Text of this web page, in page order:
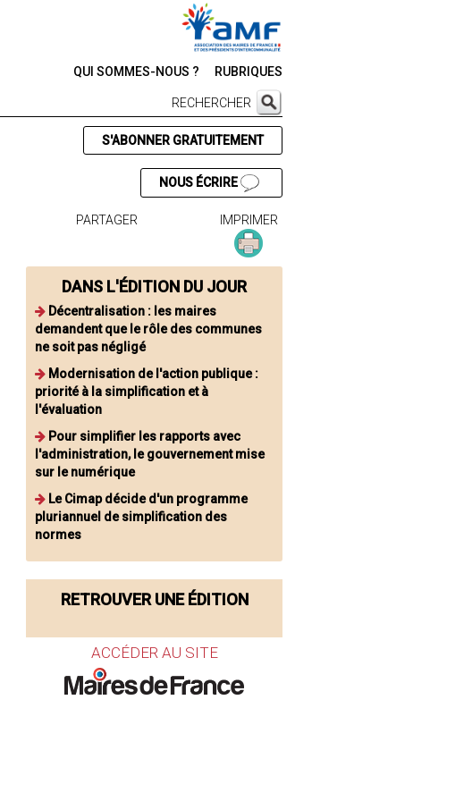
QUI SOMMES-NOUS ? RUBRIQUES
RECHERCHER
S'ABONNER GRATUITEMENT
NOUS ÉCRIRE
PARTAGER IMPRIMER
DANS L'ÉDITION DU JOUR
Décentralisation : les maires
demandent que le rôle des communes
ne soit pas négligé
Modernisation de l'action publique :
priorité à la simplification et à
l'évaluation
Pour simplifier les rapports avec
l'administration, le gouvernement mise
sur le numérique
Le Cimap décide d'un programme
pluriannuel de simplification des
normes
RETROUVER UNE ÉDITION
ACCÉDER AU SITE